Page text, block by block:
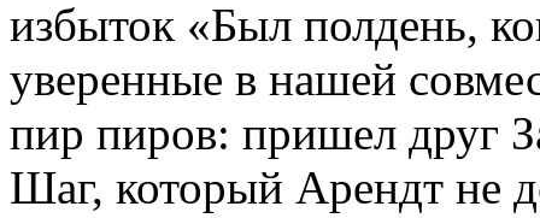
избыток «Был полдень,
уверенные в нашей
пир пиров: пришел друг
Шаг, который Арендт не